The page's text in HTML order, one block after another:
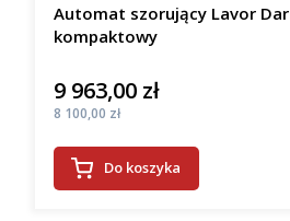
Automat szorujący Lavor
kompaktowy
Cena
9 963,00 zł
Cena
8 100,00 zł
Do koszyka